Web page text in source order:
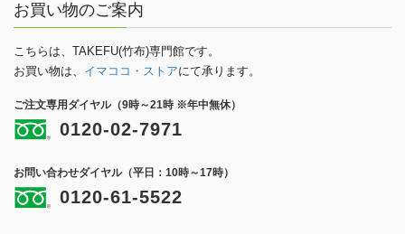
お買い物のご案内
こちらは、TAKEFU(竹布)専門館です。
お買い物は、 イマココ・ストアにて承ります。
ご注文専用ダイヤル（9時～21時 ※年中無休）
0120-02-7971
お問い合わせダイヤル（平日：10時～17時）
0120-61-5522